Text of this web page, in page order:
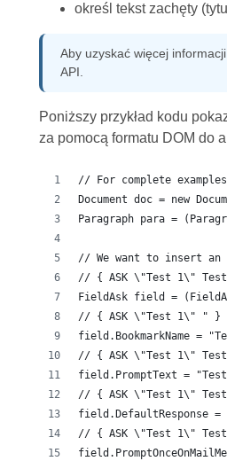
określ tekst zachęty
Aby uzyskać więcej
API.
Poniższy przykład kodu
za pomocą formatu DOM do
// For complete
Document doc = new
Paragraph para =
// We want to insert
// { ASK \"Test 1\"
FieldAsk field =
// { ASK \"Test 1\" " }
field.BookmarkName =
// { ASK \"Test 1\"
field.PromptText =
// { ASK \"Test 1\"
field.DefaultResponse =
// { ASK \"Test 1\"